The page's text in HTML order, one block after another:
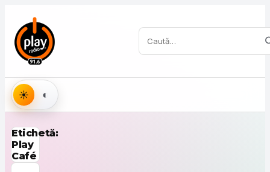
Caută:
Aspect
Etichetă:
Play
Café